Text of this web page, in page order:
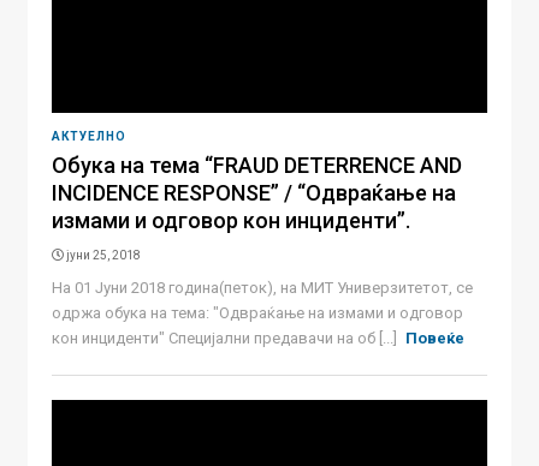
АКТУЕЛНО
Обука на тема “FRAUD DETERRENCE AND
INCIDENCE RESPONSE” / “Одвраќање на
измами и одговор кон инциденти”.
јуни 25, 2018
На 01 Јуни 2018 година(петок), на МИТ Универзитетот, се
одржа обука на тема: "Одвраќање на измами и одговор
кон инциденти" Специјални предавачи на об [...]
Повеќе